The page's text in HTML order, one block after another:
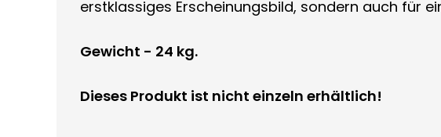
erstklassiges Erscheinungsbild, sondern auch für
Gewicht - 24 kg.
Dieses Produkt ist nicht einzeln erhältlich!